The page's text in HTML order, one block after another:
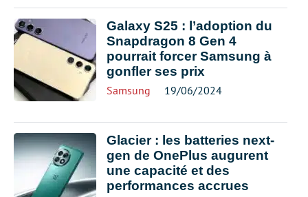
Galaxy S25 : l’adoption du
Snapdragon 8 Gen 4
pourrait forcer Samsung à
gonfler ses prix
Samsung 19/06/2024
Glacier : les batteries next-
gen de OnePlus augurent
une capacité et des
performances accrues